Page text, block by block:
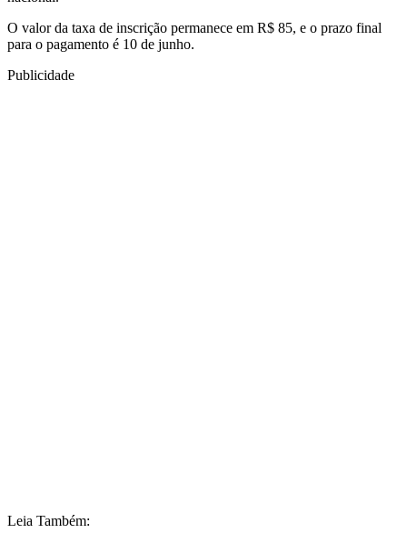
O valor da taxa de inscrição permanece em R$ 85, e o prazo final
para o pagamento é 10 de junho.
Publicidade
Leia Também: